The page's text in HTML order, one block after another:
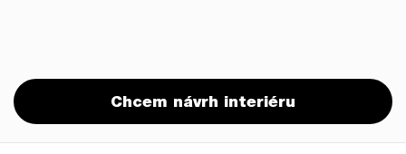
Chcem návrh interiéru